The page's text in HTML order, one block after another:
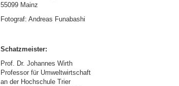
55099 Mainz
Fotograf: Andreas Funabashi
Schatzmeister:
Prof. Dr. Johannes Wirth
Professor für Umweltwirtschaft
an der Hochschule Trier